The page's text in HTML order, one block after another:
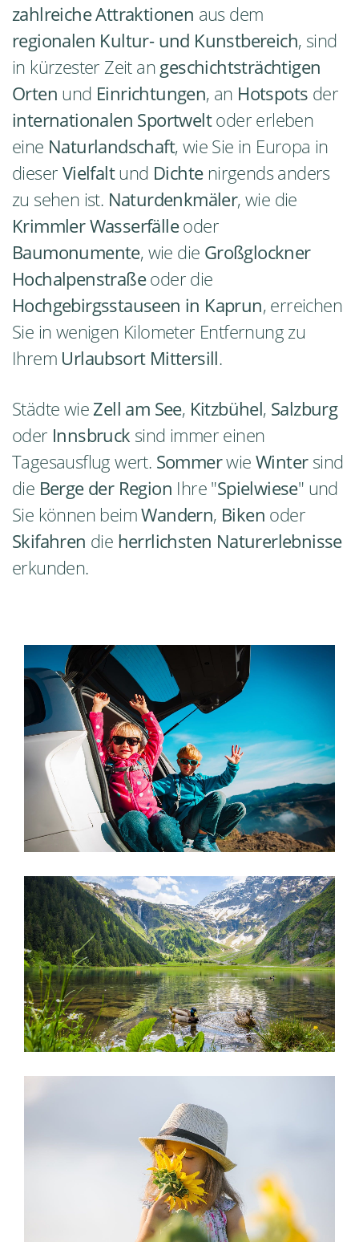
zahlreiche Attraktionen aus dem
regionalen Kultur- und Kunstbereich, sind
in kürzester Zeit an geschichtsträchtigen
Orten und Einrichtungen, an Hotspots der
internationalen Sportweltoder erleben
eine Naturlandschaft, wie Sie in Europa in
dieser Vielfaltund Dichte nirgends anders
zu sehen ist. Naturdenkmäler, wie die
Krimmler Wasserfälleoder
Baumonumente, wie die Großglockner
Hochalpenstraßeoder die
Hochgebirgsstauseen in Kaprun, erreichen
Sie in wenigen Kilometer Entfernung zu
Ihrem Urlaubsort Mittersill.
Städte wie Zell am See, Kitzbühel, Salzburg
oder Innsbruck sind immer einen
Tagesausflug wert. SommerwieWinter sind
die Berge der Region Ihre "Spielwiese" und
Sie können beimWandern, Biken oder
Skifahren die herrlichsten Naturerlebnisse
erkunden.